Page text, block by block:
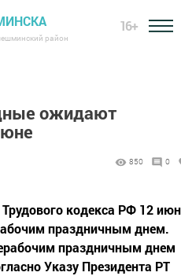
район
16+
ожидают
850 0
кодекса РФ 12
праздничным днем.
праздничным днем
Указу Президента РТ